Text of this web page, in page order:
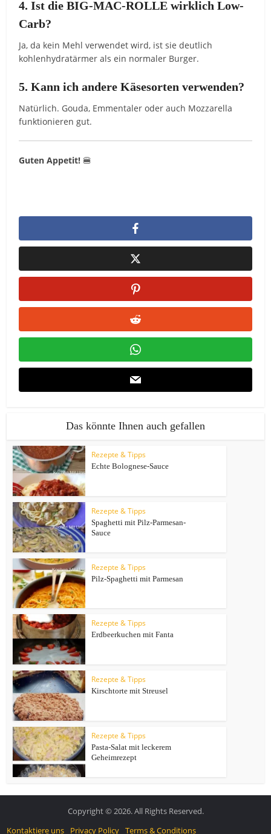
4. Ist die BIG-MAC-ROLLE wirklich Low-
Carb?
Ja, da kein Mehl verwendet wird, ist sie deutlich
kohlenhydratärmer als ein normaler Burger.
5. Kann ich andere Käsesorten verwenden?
Natürlich. Gouda, Emmentaler oder auch Mozzarella
funktionieren gut.
Guten Appetit! 🍔
Das könnte Ihnen auch gefallen
Rezepte & Tipps
Echte Bolognese-Sauce
Rezepte & Tipps
Spaghetti mit Pilz-Parmesan-
Sauce
Rezepte & Tipps
Pilz-Spaghetti mit Parmesan
Rezepte & Tipps
Erdbeerkuchen mit Fanta
Rezepte & Tipps
Kirschtorte mit Streusel
Rezepte & Tipps
Pasta-Salat mit leckerem
Geheimrezept
Copyright © 2026. All Rights Reserved.
Kontaktiere uns
Privacy Policy Terms & Conditions